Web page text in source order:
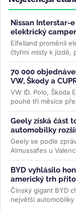
Nissan Interstar-
elektrický
Eifelland proměnil
čtyřmi místy k jízdě,
napájeným z...>>
70 000
VW, Škody a
VW ID. Polo, Škoda
pouhé tři měsíce
elektromobilů...>>
Geely získá část
automobilky
Geely se podle
Almussafes u
zachránit kapacity...
BYD vyhlásilo
americký trh
Čínský gigant BYD
největší